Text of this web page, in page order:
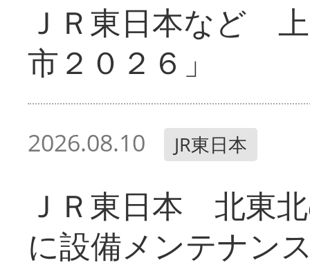
ＪＲ東日本など
市２０２６」
2026.08.10 JR東日本
ＪＲ東日本 北東
に設備メンテナン